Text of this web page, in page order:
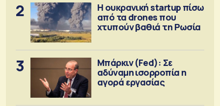
2
Η ουκρανική startup πίσω
από τα drones που
χτυπούν βαθιά τη Ρωσία
3
Μπάρκιν (Fed): Σε
αδύναμη ισορροπία η
αγορά εργασίας